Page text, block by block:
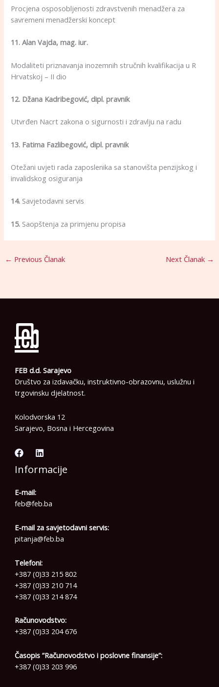
Procjena osposobljenosti zdravstvenih menadžera za
savremeni menadžerski koncept
11. Alan Vajda, mag. iur.
Modaliteti priznavanja inozemnih stručnih kvalifikacija u R
Hrvatskoj – II dio
12. Džana Kadribegović, dipl. pravnik
Utvrđen Nacrt zakona o sigurnosti i zdravlju na radu
13. Fatima Fazlibegović, dipl. pravnik
Otežani uvjeti rada zaposlenika sa stanovišta penzijskog i
invalidskog osiguranja
14. Savjetodavni servis
15. Saopštenja za primjenu propisa
← Previous Članak Next Članak →
FEB d.d. Sarajevo
Društvo za izdavačku, instruktivno-obrazovnu, uslužnu i
trgovinsku djelatnost.
Kolodvorska 12
Sarajevo, Bosna i Hercegovina
Informacije
E-mail:
feb@feb.ba
E-mail za savjetodavni servis:
pitanja@feb.ba
Telefoni:
+387 (0)33 215 802
+387 (0)33 210 714
+387 (0)33 214 874
Računovodstvo:
+387 (0)33 204 676
Časopis ”Računovodstvo i poslovne finansije”:
+387 (0)33 203 996